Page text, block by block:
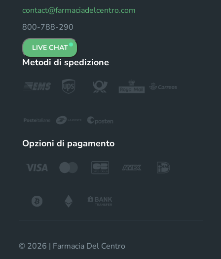
contact@farmaciadelcentro.com
800-788-290
LIVE CHAT
Metodi di spedizione
Opzioni di pagamento
© 2026 | Farmacia Del Centro